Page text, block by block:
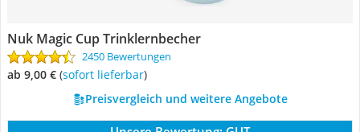
Nuk Magic Cup Trinklernbecher
2450 Bewertungen
ab 9,00 € ( Sofort lieferbar)
Preisvergleich und weitere Angebote